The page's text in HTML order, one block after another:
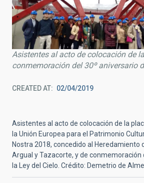
Asistentes al acto de colocación de
conmemoración del 30º aniversario
CREATED AT 02/04/2019
Asistentes al acto de colocación de la
la Unión Europea para el Patrimonio
Nostra 2018, concedido al Heredamiento
Argual y Tazacorte, y de conmemoración
la Ley del Cielo. Crédito: Demetrio de